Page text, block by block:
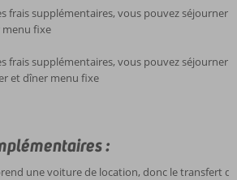
frais supplémentaires, vous pouvez séjourner
fixe
frais supplémentaires, vous pouvez séjourner
et dîner menu fixe
:
une voiture de location, donc le transfert